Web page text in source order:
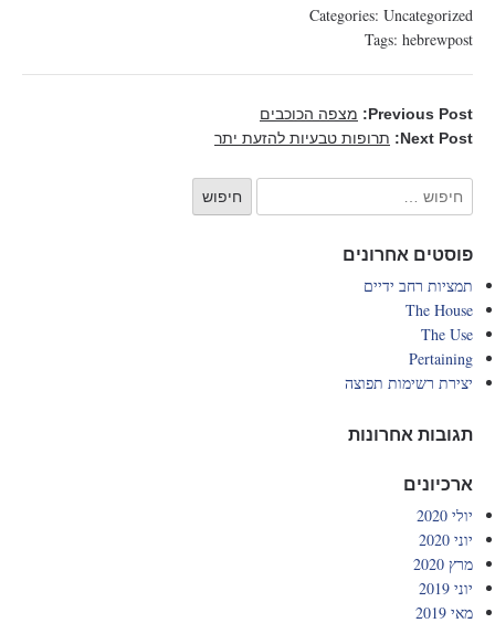
Categories: Uncategorized
Tags: hebrewpost
Previous Post:
מצפה הכוכבים
Next Post:
תרופות טבעיות להזעת יתר
פוסטים אחרונים
תמציות רחב ידיים
The House
The Use
Pertaining
יצירת רשימות תפוצה
תגובות אחרונות
ארכיונים
יולי 2020
יוני 2020
מרץ 2020
יוני 2019
מאי 2019